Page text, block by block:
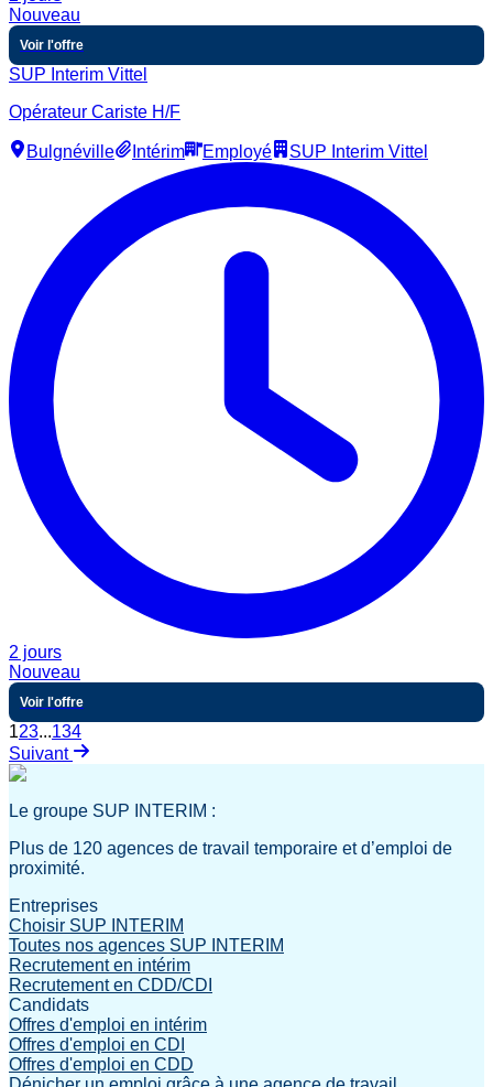
Nouveau
Voir l'offre
SUP Interim Vittel
Opérateur Cariste H/F
Bulgnéville Intérim Employé SUP Interim Vittel
2 jours
Nouveau
Voir l'offre
123...134
Suivant
Le groupe SUP INTERIM :
Plus de 120 agences de travail temporaire et d’emploi de
proximité.
Entreprises
Choisir SUP INTERIM
Toutes nos agences SUP INTERIM
Recrutement en intérim
Recrutement en CDD/CDI
Candidats
Offres d'emploi en intérim
Offres d'emploi en CDI
Offres d'emploi en CDD